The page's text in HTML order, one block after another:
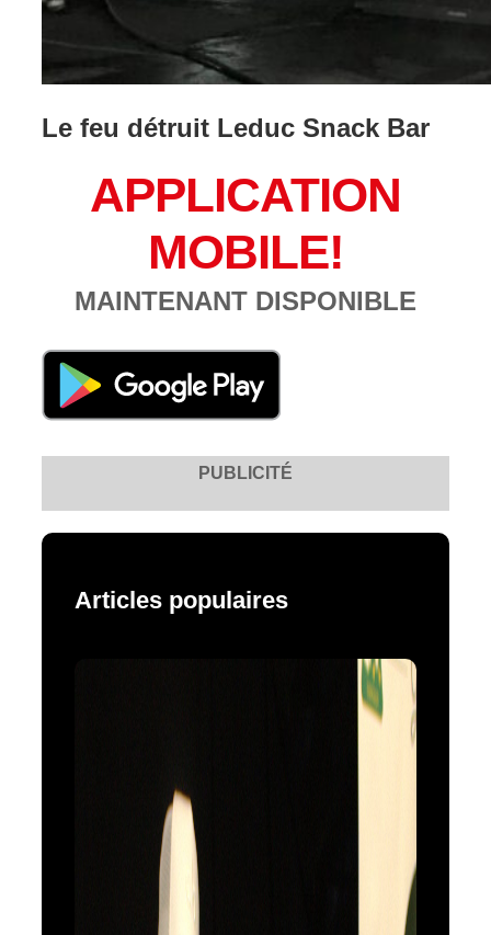
Le feu détruit Leduc Snack Bar
APPLICATION
MOBILE!
MAINTENANT DISPONIBLE
PUBLICITÉ
Articles populaires